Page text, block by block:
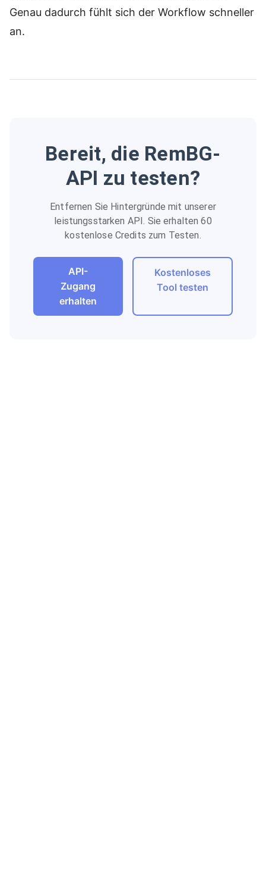
Genau dadurch fühlt sich der Workflow schneller
an.
Bereit, die RemBG-
API zu testen?
Entfernen Sie Hintergründe mit unserer
leistungsstarken API. Sie erhalten 60
kostenlose Credits zum Testen.
API-
Zugang
erhalten
Kostenloses
Tool testen